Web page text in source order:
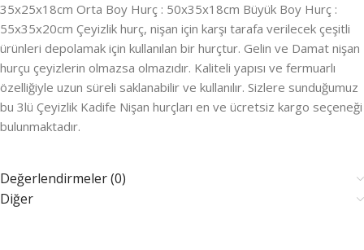
35x25x18cm Orta Boy Hurç : 50x35x18cm Büyük Boy Hurç :
55x35x20cm Çeyizlik hurç, nişan için karşı tarafa verilecek çeşitli
ürünleri depolamak için kullanılan bir hurçtur. Gelin ve Damat nişan
hurçu çeyizlerin olmazsa olmazıdır. Kaliteli yapısı ve fermuarlı
özelliğiyle uzun süreli saklanabilir ve kullanılır. Sizlere sunduğumuz
bu 3lü Çeyizlik Kadife Nişan hurçları en ve ücretsiz kargo seçeneği
bulunmaktadır.
Değerlendirmeler (0)
Diğer